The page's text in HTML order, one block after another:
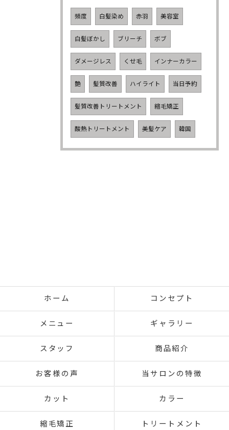
頻度 白髪染め 赤羽 美容室
白髪ぼかし ブリーチ ボブ
ダメージレス くせ毛 インナーカラー
艶 髪質改善 ハイライト 当日予約
髪質改善トリートメント 縮毛矯正
酸熱トリートメント 美髪ケア 韓国
ホーム コンセプト
メニュー ギャラリー
スタッフ 商品紹介
お客様の声 当サロンの特徴
カット カラー
縮毛矯正 トリートメント